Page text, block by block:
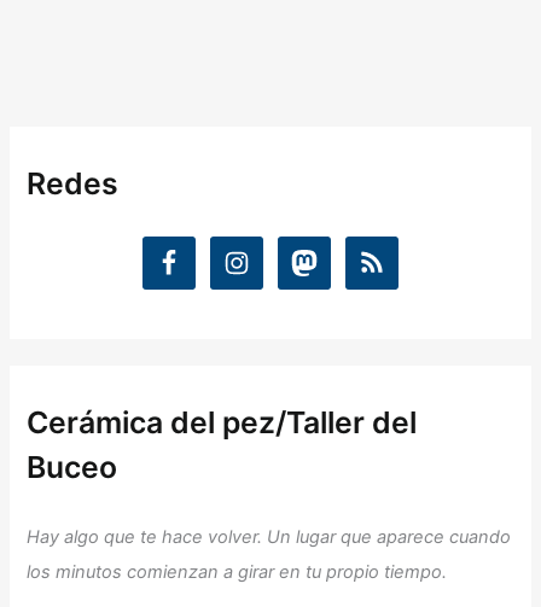
Redes
Cerámica del pez/Taller del
Buceo
Hay algo que te hace volver. Un lugar que aparece cuando
los minutos comienzan a girar en tu propio tiempo.